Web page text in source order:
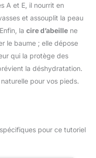
A et E, il nourrit en
et assouplit la peau
la cire d’abeille ne
le baume ; elle dépose
qui la protège des
la déshydratation.
pour vos pieds.
pour ce tutoriel